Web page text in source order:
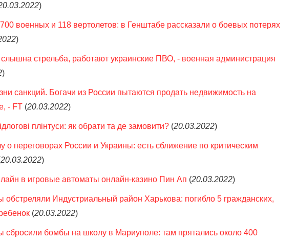
)
военных и 118 вертолетов: в Генштабе рассказали о боевых потерях
)
стрельба, работают украинские ПВО, - военная администрация
)
санкций. Богачи из России пытаются продать недвижимость на
- FT (20.03.2022)
плінтуси: як обрати та де замовити? (20.03.2022)
о переговорах России и Украины: есть сближение по критическим
20.03.2022)
в игровые автоматы онлайн-казино Пин Ап (20.03.2022)
обстреляли Индустриальный район Харькова: погибло 5 гражданских,
(20.03.2022)
сбросили бомбы на школу в Мариуполе: там прятались около 400